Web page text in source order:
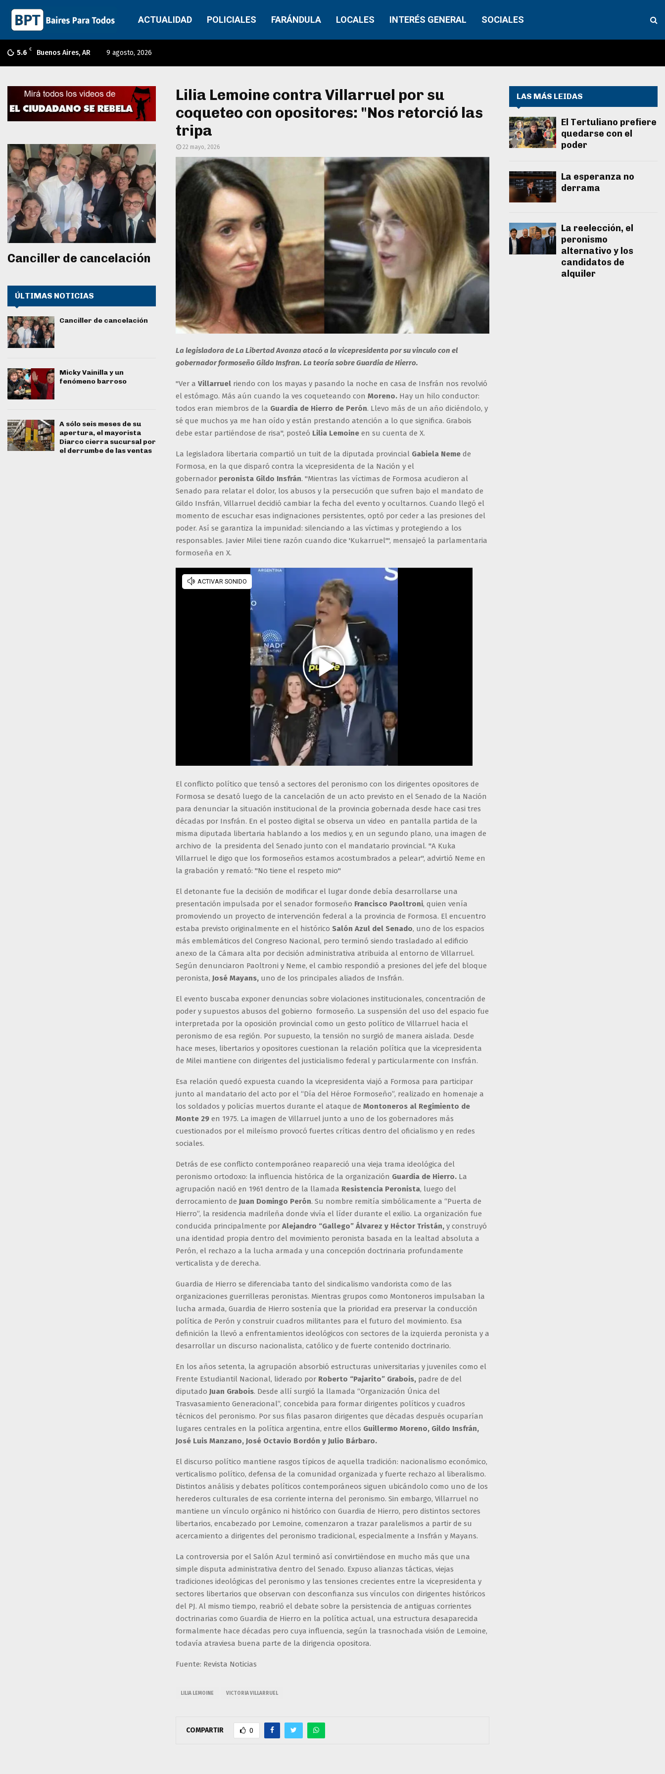
ACTUALIDAD POLICIALES FARÁNDULA LOCALES INTERÉS GENERAL SOCIALES
5.6 C Buenos Aires, AR 9 agosto, 2026
Lilia Lemoine contra Villarruel por su
coqueteo con opositores: "Nos retorció las
tripa
22 mayo, 2026
La legisladora de La Libertad Avanza atacó a la vicepresidenta por su vinculo con el
gobernador formoseño Gildo Insfran. La teoría sobre Guardia de Hierro.
"Ver a Villarruel riendo con los mayas y pasando la noche en casa de Insfrán nos revolvió
el estómago. Más aún cuando la ves coqueteando con Moreno. Hay un hilo conductor:
todos eran miembros de la Guardia de Hierro de Perón. Llevo más de un año diciéndolo, y
sé que muchos ya me han oído y están prestando atención a lo que significa. Grabois
debe estar partiéndose de risa", posteó Lilia Lemoine en su cuenta de X.
La legisladora libertaria compartió un tuit de la diputada provincial Gabiela Neme de
Formosa, en la que disparó contra la vicepresidenta de la Nación y el
gobernador peronista Gildo Insfrán. "Mientras las víctimas de Formosa acudieron al
Senado para relatar el dolor, los abusos y la persecución que sufren bajo el mandato de
Gildo Insfrán, Villarruel decidió cambiar la fecha del evento y ocultarnos. Cuando llegó el
momento de escuchar esas indignaciones persistentes, optó por ceder a las presiones del
poder. Así se garantiza la impunidad: silenciando a las víctimas y protegiendo a los
responsables. Javier Milei tiene razón cuando dice 'Kukarruel'", mensajeó la parlamentaria
formoseña en X.
El conflicto político que tensó a sectores del peronismo con los dirigentes opositores de
Formosa se desató luego de la cancelación de un acto previsto en el Senado de la Nación
para denunciar la situación institucional de la provincia gobernada desde hace casi tres
décadas por Insfrán. En el posteo digital se observa un video en pantalla partida de la
misma diputada libertaria hablando a los medios y, en un segundo plano, una imagen de
archivo de la presidenta del Senado junto con el mandatario provincial. "A Kuka
Villarruel le digo que los formoseños estamos acostumbrados a pelear", advirtió Neme en
la grabación y remató: "No tiene el respeto mio"
El detonante fue la decisión de modificar el lugar donde debía desarrollarse una
presentación impulsada por el senador formoseño Francisco Paoltroni, quien venía
promoviendo un proyecto de intervención federal a la provincia de Formosa. El encuentro
estaba previsto originalmente en el histórico Salón Azul del Senado, uno de los espacios
más emblemáticos del Congreso Nacional, pero terminó siendo trasladado al edificio
anexo de la Cámara alta por decisión administrativa atribuida al entorno de Villarruel.
Según denunciaron Paoltroni y Neme, el cambio respondió a presiones del jefe del bloque
peronista, José Mayans, uno de los principales aliados de Insfrán.
El evento buscaba exponer denuncias sobre violaciones institucionales, concentración de
poder y supuestos abusos del gobierno formoseño. La suspensión del uso del espacio fue
interpretada por la oposición provincial como un gesto político de Villarruel hacia el
peronismo de esa región. Por supuesto, la tensión no surgió de manera aislada. Desde
hace meses, libertarios y opositores cuestionan la relación política que la vicepresidenta
de Milei mantiene con dirigentes del justicialismo federal y particularmente con Insfrán.
Esa relación quedó expuesta cuando la vicepresidenta viajó a Formosa para participar
junto al mandatario del acto por el “Día del Héroe Formoseño”, realizado en homenaje a
los soldados y policías muertos durante el ataque de Montoneros al Regimiento de
Monte 29 en 1975. La imagen de Villarruel junto a uno de los gobernadores más
cuestionados por el mileísmo provocó fuertes críticas dentro del oficialismo y en redes
sociales.
Detrás de ese conflicto contemporáneo reapareció una vieja trama ideológica del
peronismo ortodoxo: la influencia histórica de la organización Guardia de Hierro. La
agrupación nació en 1961 dentro de la llamada Resistencia Peronista, luego del
derrocamiento de Juan Domingo Perón. Su nombre remitía simbólicamente a “Puerta de
Hierro”, la residencia madrileña donde vivía el líder durante el exilio. La organización fue
conducida principalmente por Alejandro “Gallego” Álvarez y Héctor Tristán, y construyó
una identidad propia dentro del movimiento peronista basada en la lealtad absoluta a
Perón, el rechazo a la lucha armada y una concepción doctrinaria profundamente
verticalista y de derecha.
Guardia de Hierro se diferenciaba tanto del sindicalismo vandorista como de las
organizaciones guerrilleras peronistas. Mientras grupos como Montoneros impulsaban la
lucha armada, Guardia de Hierro sostenía que la prioridad era preservar la conducción
política de Perón y construir cuadros militantes para el futuro del movimiento. Esa
definición la llevó a enfrentamientos ideológicos con sectores de la izquierda peronista y a
desarrollar un discurso nacionalista, católico y de fuerte contenido doctrinario.
En los años setenta, la agrupación absorbió estructuras universitarias y juveniles como el
Frente Estudiantil Nacional, liderado por Roberto “Pajarito” Grabois, padre de del
diputado Juan Grabois. Desde allí surgió la llamada “Organización Única del
Trasvasamiento Generacional”, concebida para formar dirigentes políticos y cuadros
técnicos del peronismo. Por sus filas pasaron dirigentes que décadas después ocuparían
lugares centrales en la política argentina, entre ellos Guillermo Moreno, Gildo Insfrán,
José Luis Manzano, José Octavio Bordón y Julio Bárbaro.
El discurso político mantiene rasgos típicos de aquella tradición: nacionalismo económico,
verticalismo político, defensa de la comunidad organizada y fuerte rechazo al liberalismo.
Distintos análisis y debates políticos contemporáneos siguen ubicándolo como uno de los
herederos culturales de esa corriente interna del peronismo. Sin embargo, Villarruel no
mantiene un vínculo orgánico ni histórico con Guardia de Hierro, pero distintos sectores
libertarios, encabezado por Lemoine, comenzaron a trazar paralelismos a partir de su
acercamiento a dirigentes del peronismo tradicional, especialmente a Insfrán y Mayans.
La controversia por el Salón Azul terminó así convirtiéndose en mucho más que una
simple disputa administrativa dentro del Senado. Expuso alianzas tácticas, viejas
tradiciones ideológicas del peronismo y las tensiones crecientes entre la vicepresidenta y
sectores libertarios que observan con desconfianza sus vínculos con dirigentes históricos
del PJ. Al mismo tiempo, reabrió el debate sobre la persistencia de antiguas corrientes
doctrinarias como Guardia de Hierro en la política actual, una estructura desaparecida
formalmente hace décadas pero cuya influencia, según la trasnochada visión de Lemoine,
todavía atraviesa buena parte de la dirigencia opositora.
Fuente: Revista Noticias
LILIA LEMOINE VICTORIA VILLARRUEL
COMPARTIR 0
Canciller de cancelación
ÚLTIMAS NOTICIAS
Canciller de cancelación
Micky Vainilla y un
fenómeno barroso
A sólo seis meses de su
apertura, el mayorista
Diarco cierra sucursal por
el derrumbe de las ventas
LAS MÁS LEIDAS
El Tertuliano prefiere
quedarse con el
poder
La esperanza no
derrama
La reelección, el
peronismo
alternativo y los
candidatos de
alquiler